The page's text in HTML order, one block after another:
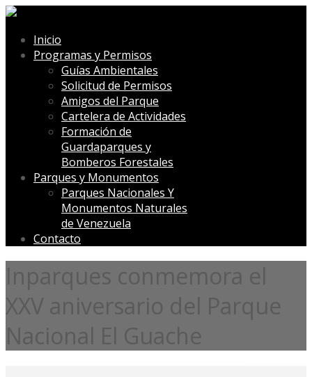
Inicio
Programas y Permisos
Guías Ambientales
Solicitud de Permisos
Amigos del Parque
Cartelera de Actividades
Formación de
Guardaparques y
Bomberos Forestales
Parques y Monumentos
Parques Nacionales Y
Monumentos Naturales
de Venezuela
Contacto
Inparques conmemora el
XXV aniversario del Parque
Nacional El Guache